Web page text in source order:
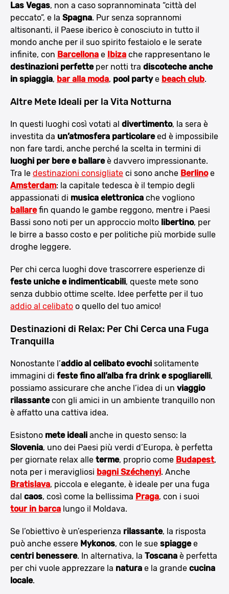
Las Vegas, non a caso soprannominata “città del
peccato”, e la Spagna. Pur senza soprannomi
altisonanti, il Paese iberico è conosciuto in tutto il
mondo anche per il suo spirito festaiolo e le serate
infinite, con Barcellona e Ibiza che rappresentano le
destinazioni perfetteper notti tra discoteche anche
in spiaggia, bar alla moda, pool partye beach club.
Altre Mete Ideali per la Vita Notturna
In questi luoghi così votati al divertimento, la sera è
investita da un’atmosfera particolareed è impossibile
non fare tardi, anche perché la scelta in termini di
luoghi per bere e ballareè davvero impressionante.
Tra le destinazioni consigliate ci sono anche Berlinoe
Amsterdam: la capitale tedesca è il tempio degli
appassionati di musica elettronica che vogliono
ballarefin quando le gambe reggono, mentre i Paesi
Bassi sono noti per un approccio molto libertino, per
le birre a basso costo e per politiche più morbide sulle
droghe leggere.
Per chi cerca luoghi dove trascorrere esperienze di
feste uniche e indimenticabili, queste mete sono
senza dubbio ottime scelte. Idee perfette per il tuo
addio al celibato o quello del tuo amico!
Destinazioni di Relax: Per Chi Cerca una Fuga
Tranquilla
Nonostante l’addio al celibato evochi solitamente
immagini di feste fino all’alba fra drink e spogliarelli,
possiamo assicurare che anche l’idea di un viaggio
rilassantecon gli amici in un ambiente tranquillo non
è affatto una cattiva idea.
Esistono mete ideali anche in questo senso: la
Slovenia, uno dei Paesi più verdi d’Europa, è perfetta
per giornate relax alle terme, proprio come Budapest,
nota per i meravigliosi bagni Széchenyi. Anche
Bratislava, piccola e elegante, è ideale per una fuga
dal caos, così come la bellissima Praga, con i suoi
tour in barca lungo il Moldava.
Se l’obiettivo è un’esperienza rilassante, la risposta
può anche essere Mykonos, con le sue spiaggee
centri benessere. In alternativa, la Toscana è perfetta
per chi vuole apprezzare la natura e la grande cucina
locale.